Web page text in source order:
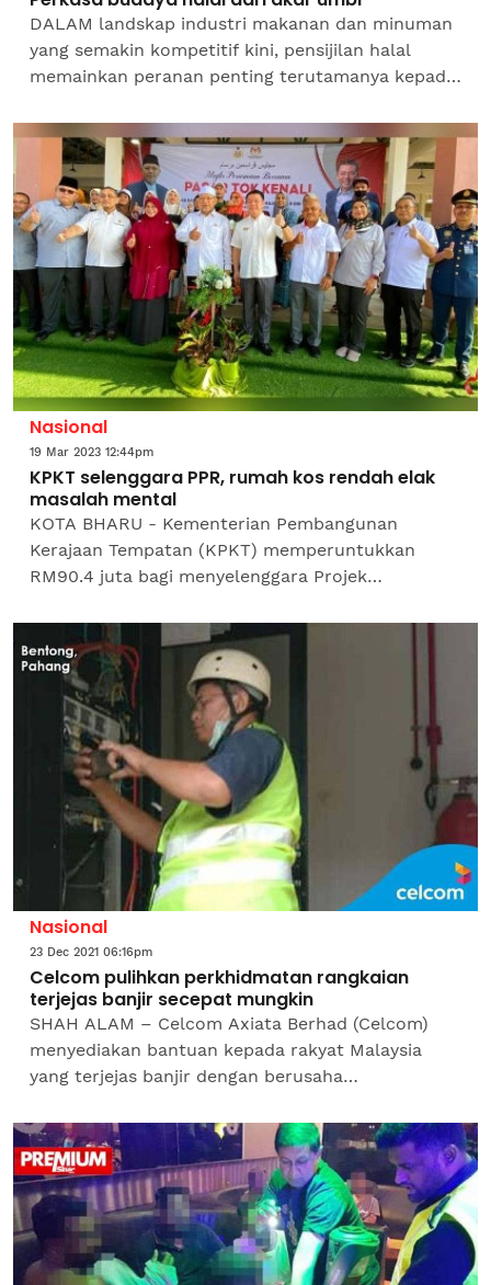
DALAM landskap industri makanan dan minuman
yang semakin kompetitif kini, pensijilan halal
memainkan peranan penting terutamanya kepada
halal.Atas sebab...
Nasional
19 Mar 2023 12:44pm
KPKT selenggara PPR, rumah kos rendah elak
masalah mental
KOTA BHARU - Kementerian Pembangunan
Kerajaan Tempatan (KPKT) memperuntukkan
RM90.4 juta bagi menyelenggara Projek
bagi mengatasi masalah mental dalam...
Nasional
23 Dec 2021 06:16pm
Celcom pulihkan perkhidmatan rangkaian
terjejas banjir secepat mungkin
SHAH ALAM – Celcom Axiata Berhad (Celcom)
menyediakan bantuan kepada rakyat Malaysia
yang terjejas banjir dengan berusaha
rangkaian yang terjejas secepat...